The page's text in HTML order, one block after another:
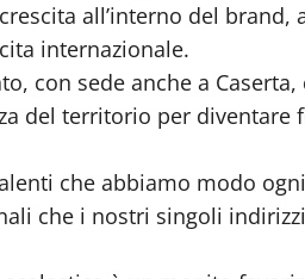
all’interno del brand,
internazionale.
con sede anche a
del territorio per
che abbiamo modo
che i nostri singoli